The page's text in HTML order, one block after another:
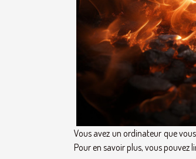
Vous avez un ordinateur que
Pour en savoir plus, vous pouvez